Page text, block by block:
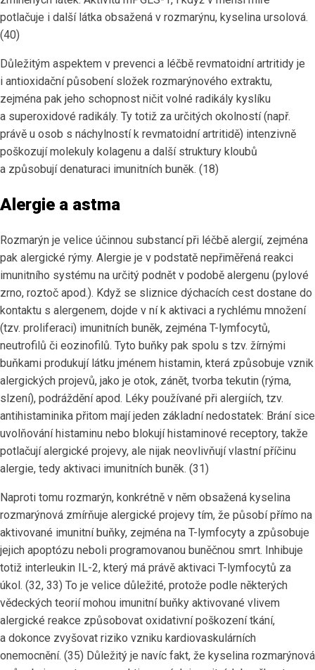
potlačuje i další látka obsažená v rozmarýnu, kyselina ursolová.
(40)
Důležitým aspektem v prevenci a léčbě revmatoidní artritidy je
i antioxidační působení složek rozmarýnového extraktu,
zejména pak jeho schopnost ničit volné radikály kyslíku
a superoxidové radikály. Ty totiž za určitých okolností (např.
právě u osob s náchylností k revmatoidní artritidě) intenzivně
poškozují molekuly kolagenu a další struktury kloubů
a způsobují denaturaci imunitních buněk. (18)
Alergie a astma
Rozmarýn je velice účinnou substancí při léčbě alergií, zejména
pak alergické rýmy. Alergie je v podstatě nepřiměřená reakci
imunitního systému na určitý podnět v podobě alergenu (pylové
zrno, roztoč apod.). Když se sliznice dýchacích cest dostane do
kontaktu s alergenem, dojde v ní k aktivaci a rychlému množení
(tzv. proliferaci) imunitních buněk, zejména T-lymfocytů,
neutrofilů či eozinofilů. Tyto buňky pak spolu s tzv. žírnými
buňkami produkují látku jménem histamin, která způsobuje vznik
alergických projevů, jako je otok, zánět, tvorba tekutin (rýma,
slzení), podráždění apod. Léky používané při alergiích, tzv.
antihistaminika přitom mají jeden základní nedostatek: Brání sice
uvolňování histaminu nebo blokují histaminové receptory, takže
potlačují alergické projevy, ale nijak neovlivňují vlastní příčinu
alergie, tedy aktivaci imunitních buněk. (31)
Naproti tomu rozmarýn, konkrétně v něm obsažená kyselina
rozmarýnová zmírňuje alergické projevy tím, že působí přímo na
aktivované imunitní buňky, zejména na T-lymfocyty a způsobuje
jejich apoptózu neboli programovanou buněčnou smrt. Inhibuje
totiž interleukin IL-2, který má právě aktivaci T-lymfocytů za
úkol. (32, 33) To je velice důležité, protože podle některých
vědeckých teorií mohou imunitní buňky aktivované vlivem
alergické reakce způsobovat oxidativní poškození tkání,
a dokonce zvyšovat riziko vzniku kardiovaskulárních
onemocnění. (35) Důležitý je navíc fakt, že kyselina rozmarýnová